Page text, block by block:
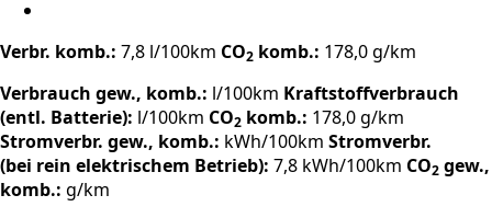
Verbr. komb.: 7,8 l/100km CO2 komb.: 178,0 g/km
Verbrauch gew., komb.: l/100km Kraftstoffverbrauch
(entl. Batterie): l/100km CO2 komb.: 178,0 g/km
Stromverbr. gew., komb.: kWh/100km Stromverbr.
(bei rein elektrischem Betrieb): 7,8 kWh/100km CO2 gew.,
komb.: g/km